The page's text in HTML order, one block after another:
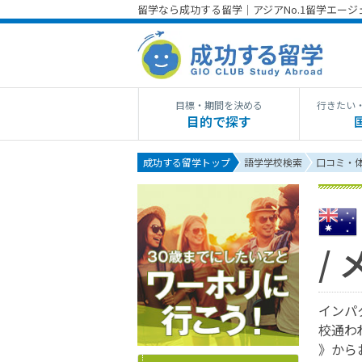
留学なら成功する留学｜アジアNo.1留学エー
目標・期間を決める
目的で探す
行きたい
成功する留学トップ 語学学校検索 口コミ・
/
インパ
校通わ
》から